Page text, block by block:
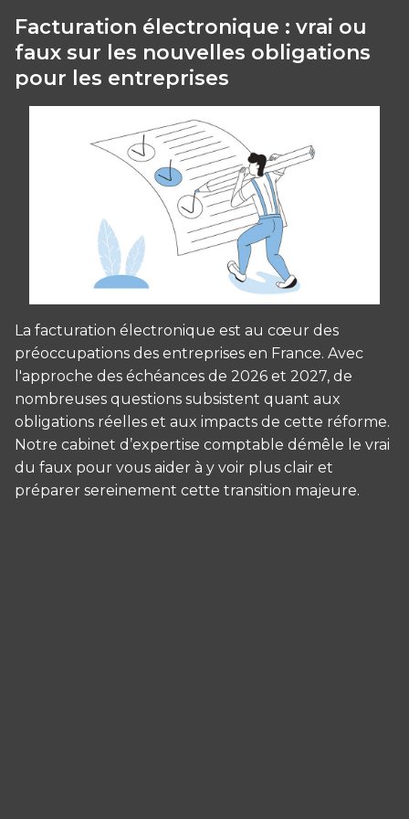
Facturation électronique : vrai ou
faux sur les nouvelles obligations
pour les entreprises
La facturation électronique est au cœur des
préoccupations des entreprises en France. Avec
l'approche des échéances de 2026 et 2027, de
nombreuses questions subsistent quant aux
obligations réelles et aux impacts de cette réforme.
Notre cabinet d’expertise comptable démêle le vrai
du faux pour vous aider à y voir plus clair et
préparer sereinement cette transition majeure.